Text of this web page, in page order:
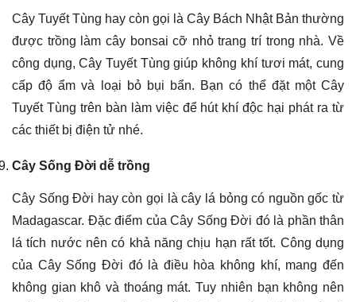
Cây Tuyết Tùng hay còn gọi là Cây Bách Nhật Bản thường
được trồng làm cây bonsai cỡ nhỏ trang trí trong nhà. Về
công dụng, Cây Tuyết Tùng giúp không khí tươi mát, cung
cấp độ ẩm và loại bỏ bụi bẩn. Bạn có thể đặt một Cây
Tuyết Tùng trên bàn làm việc để hút khí độc hại phát ra từ
các thiết bị điện tử nhé.
Cây Sống Đời dễ trồng
Cây Sống Đời hay còn gọi là cây lá bỏng có nguồn gốc từ
Madagascar. Đặc điểm của Cây Sống Đời đó là phần thân
lá tích nước nên có khả năng chịu hạn rất tốt. Công dụng
của Cây Sống Đời đó là điều hòa không khí, mang đến
không gian khô và thoáng mát. Tuy nhiên bạn không nên